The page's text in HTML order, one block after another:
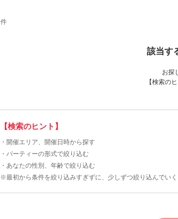
件
該当す
お探
【検索の
【検索のヒント】
・開催エリア、開催日時から探す
・パーティーの形式で絞り込む
・あなたの性別、年齢で絞り込む
※最初から条件を絞り込みすぎずに、少しずつ絞り込んでい